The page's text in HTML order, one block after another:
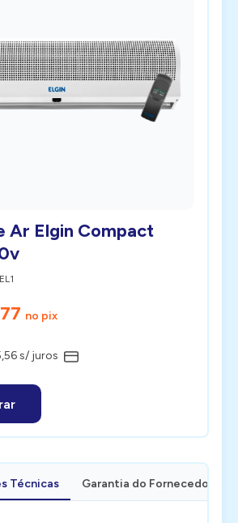
Ar Elgin Compact
no pix
s/ juros
Técnicas Garantia do Fornecedor